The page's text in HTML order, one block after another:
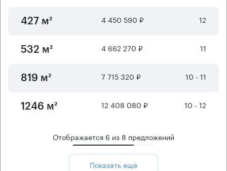
427 м² 4 450 590 ₽ 12
532 м² 4 662 270 ₽ 11
819 м² 7 715 320 ₽ 10 - 11
1246 м² 12 408 080 ₽ 10 - 12
Отображается 6 из 8 предложений
Показать ещё